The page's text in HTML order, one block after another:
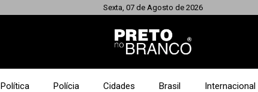
Sexta, 07 de Agosto de 2026
Política Polícia Cidades Brasil Internacional